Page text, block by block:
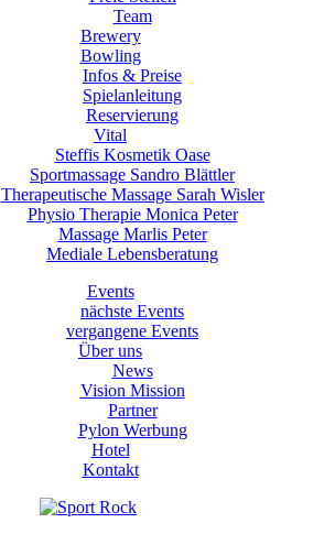
Team
Brewery
Bowling
Infos & Preise
Spielanleitung
Reservierung
Vital
Steffis Kosmetik Oase
Sportmassage Sandro Blättler
Therapeutische Massage Sarah Wisler
Physio Therapie Monica Peter
Massage Marlis Peter
Mediale Lebensberatung
Events
nächste Events
vergangene Events
Über uns
News
Vision Mission
Partner
Pylon Werbung
Hotel
Kontakt